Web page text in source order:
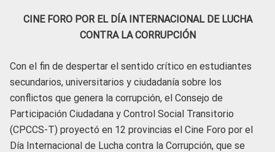
CINE FORO POR EL DÍA INTERNACIONAL DE LUCHA
CONTRA LA CORRUPCIÓN
Con el fin de despertar el sentido crítico en estudiantes
secundarios, universitarios y ciudadanía sobre los
conflictos que genera la corrupción, el Consejo de
Participación Ciudadana y Control Social Transitorio
(CPCCS-T) proyectó en 12 provincias el Cine Foro por el
Día Internacional de Lucha contra la Corrupción, que se